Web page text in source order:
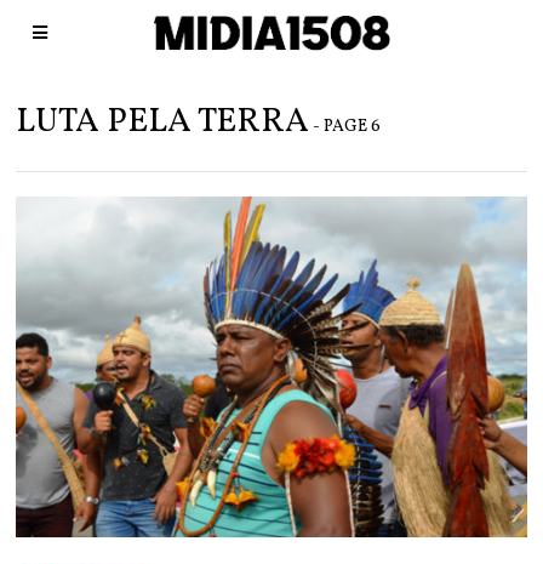
LUTA PELA TERRA - PAGE 6